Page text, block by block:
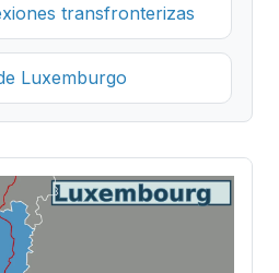
transfronterizas
Luxemburgo